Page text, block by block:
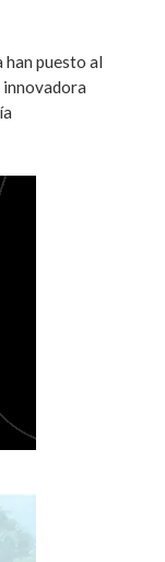
han puesto al